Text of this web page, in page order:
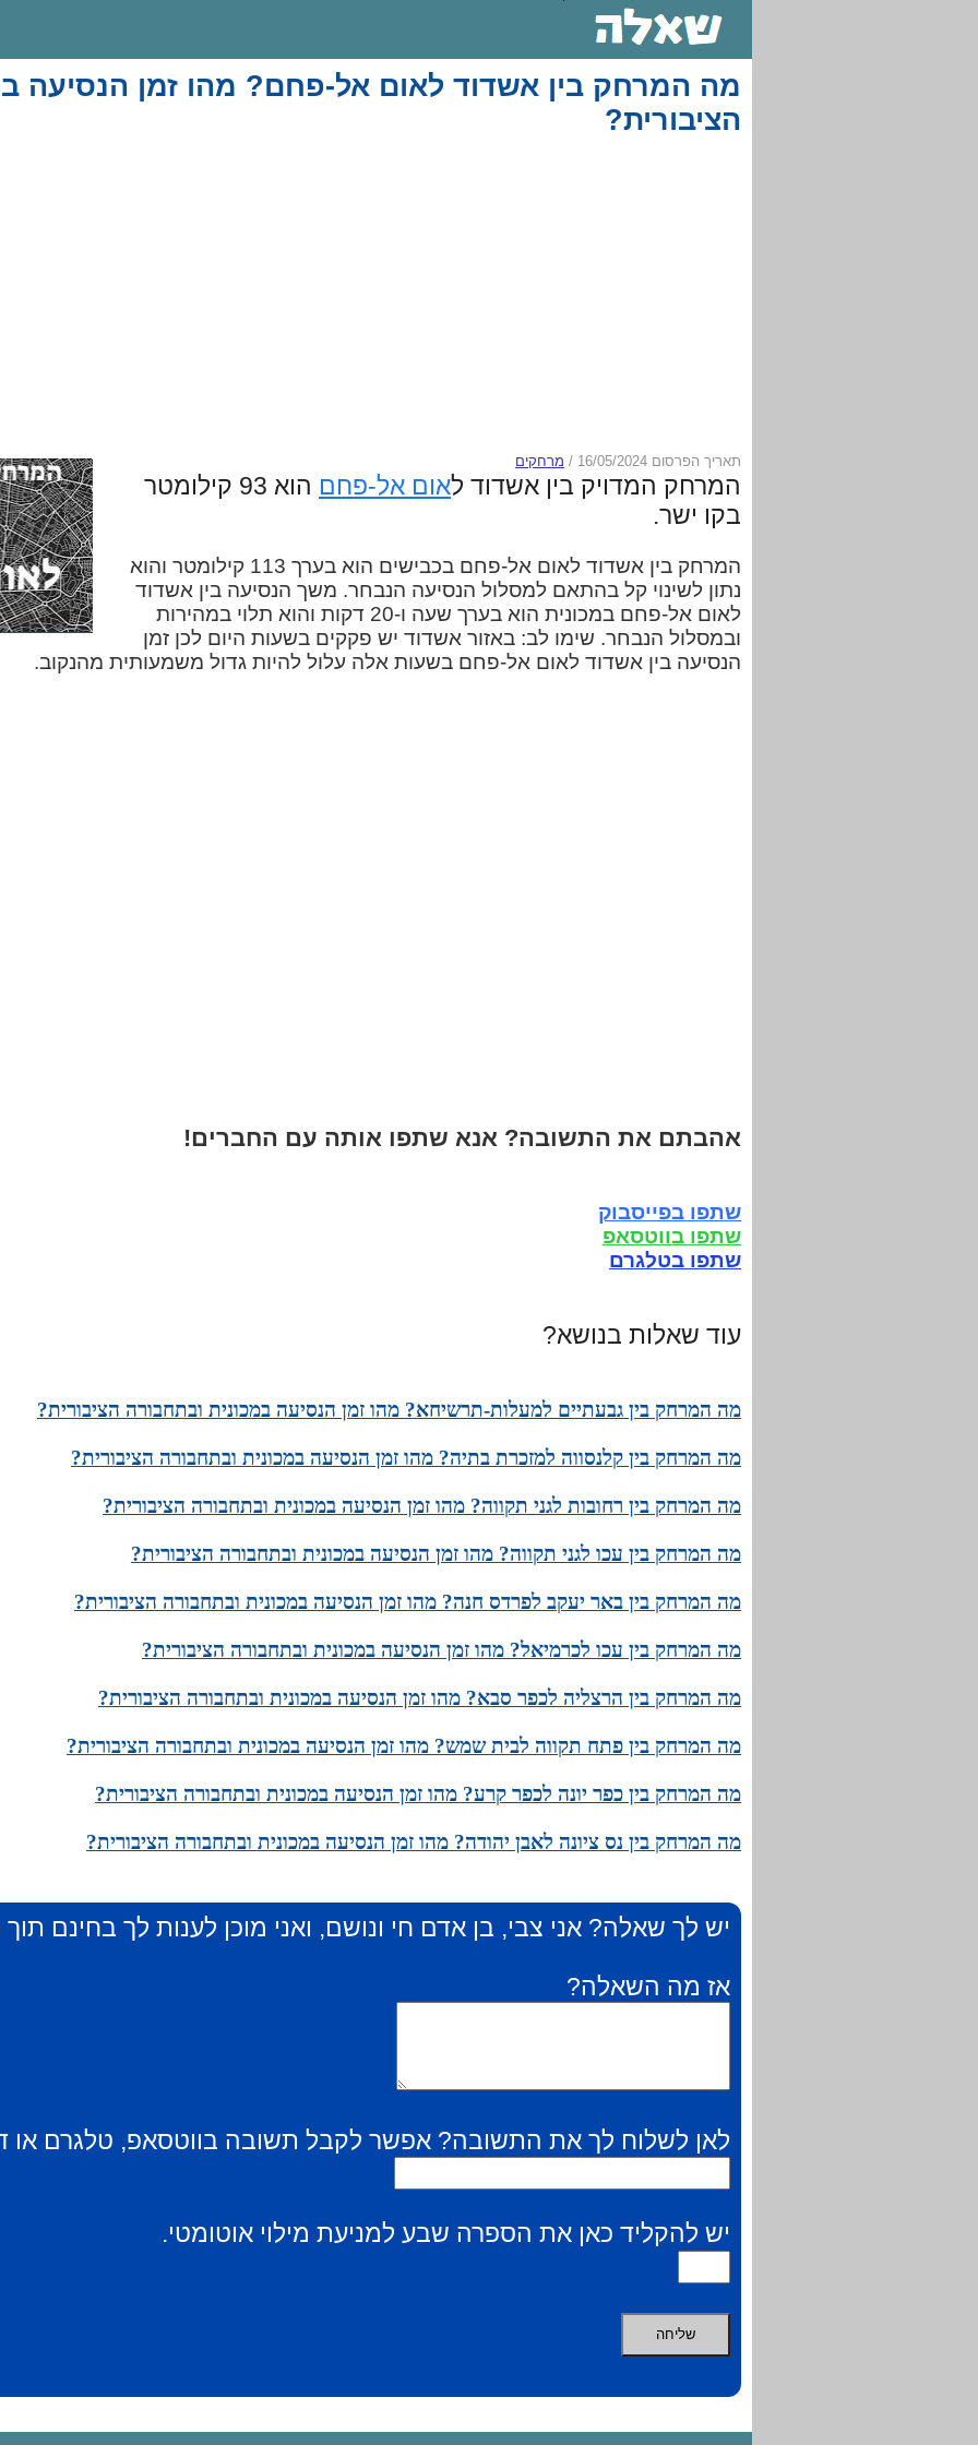
מה המרחק בין אשדוד לאום אל-פחם? מהו זמן הנסיעה
הציבורית?
תאריך הפרסום 16/05/2024 / מרחקים
המרחק המדויק בין אשדוד לאום אל-פחם
הוא 93 קילומטר
בקו ישר.
המרחק בין אשדוד לאום אל-פחם בכבישים הוא בערך 113 קילומטר והוא
נתון לשינוי קל בהתאם למסלול הנסיעה הנבחר. משך הנסיעה בין אשדוד
לאום אל-פחם במכונית הוא בערך שעה ו-20 דקות והוא תלוי במהירות
ובמסלול הנבחר. שימו לב: באזור אשדוד יש פקקים בשעות היום לכן זמן
הנסיעה בין אשדוד לאום אל-פחם בשעות אלה עלול להיות גדול משמעותית מהנקוב.
אהבתם את התשובה? אנא שתפו אותה עם החברים!
שתפו בפייסבוק
שתפו בווטסאפ
שתפו בטלגרם
עוד שאלות בנושא?
מה המרחק בין גבעתיים למעלות-תרשיחא? מהו זמן הנסיעה במכונית ובתחבורה הציבורית?
מה המרחק בין קלנסווה למזכרת בתיה? מהו זמן הנסיעה במכונית ובתחבורה הציבורית?
מה המרחק בין רחובות לגני תקווה? מהו זמן הנסיעה במכונית ובתחבורה הציבורית?
מה המרחק בין עכו לגני תקווה? מהו זמן הנסיעה במכונית ובתחבורה הציבורית?
מה המרחק בין באר יעקב לפרדס חנה? מהו זמן הנסיעה במכונית ובתחבורה הציבורית?
מה המרחק בין עכו לכרמיאל? מהו זמן הנסיעה במכונית ובתחבורה הציבורית?
מה המרחק בין הרצליה לכפר סבא? מהו זמן הנסיעה במכונית ובתחבורה הציבורית?
מה המרחק בין פתח תקווה לבית שמש? מהו זמן הנסיעה במכונית ובתחבורה הציבורית?
מה המרחק בין כפר יונה לכפר קרע? מהו זמן הנסיעה במכונית ובתחבורה הציבורית?
מה המרחק בין נס ציונה לאבן יהודה? מהו זמן הנסיעה במכונית ובתחבורה הציבורית?
יש לך שאלה? אני צבי, בן אדם חי ונושם, ואני מוכן לענות לך בחינם
אז מה השאלה?
לאן לשלוח לך את התשובה? אפשר לקבל תשובה בווטסאפ, טלגרם או
יש להקליד כאן את הספרה שבע למניעת מילוי אוטומטי.